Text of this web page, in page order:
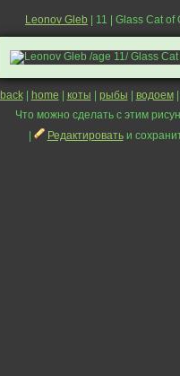
Leonov Gleb | 11 | Glass Cat of
back| home коты рыбы водоем
Что можно сделать с этим
Редактироватьи